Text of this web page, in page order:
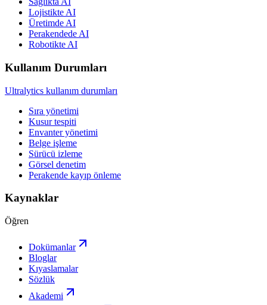
Lojistikte AI
Üretimde AI
Perakendede AI
Robotikte AI
Kullanım Durumları
Ultralytics kullanım durumları
Sıra yönetimi
Kusur tespiti
Envanter yönetimi
Belge işleme
Sürücü izleme
Görsel denetim
Perakende kayıp önleme
Kaynaklar
Öğren
Dokümanlar
Bloglar
Kıyaslamalar
Sözlük
Akademi